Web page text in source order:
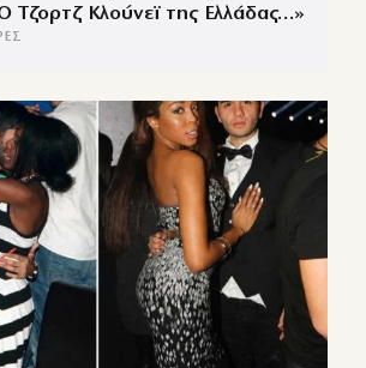
Τζορτζ Κλούνεϊ της Ελλάδας…»